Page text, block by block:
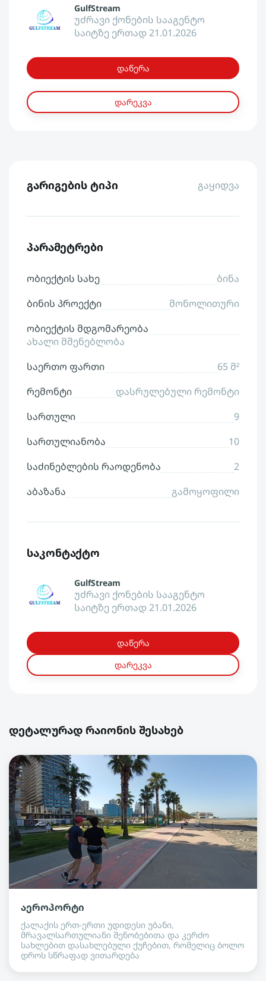
GulfStream
უძრავი ქონების სააგენტო
საიტზე ერთად 21.01.2026
დაწერა
დარეკვა
გარიგების ტიპი გაყიდვა
პარამეტრები
ობიექტის სახე
ბინა
ბინის პროექტი
მონოლითური
ობიექტის მდგომარეობა
ახალი მშენებლობა
საერთო ფართი
65 მ²
რემონტი
დასრულებული რემონტი
სართული
9
სართულიანობა
10
საძინებლების რაოდენობა
2
აბაზანა
გამოყოფილი
საკონტაქტო
GulfStream
უძრავი ქონების სააგენტო
საიტზე ერთად 21.01.2026
დაწერა
დარეკვა
დეტალურად რაიონის შესახებ
აეროპორტი
ქალაქის ერთ-ერთი უდიდესი უბანი,
მრავალსართულიანი შენობებითა და კერძო
სახლებით დასახლებული ქუჩებით, რომელიც ბოლო
დროს სწრაფად ვითარდება